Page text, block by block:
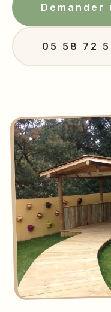
05 58 72